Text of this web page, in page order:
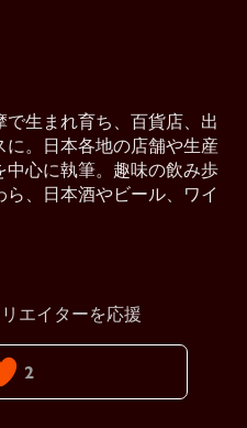
生まれ育ち、百貨店、出
。日本各地の店舗や生産
心に執筆。趣味の飲み歩
、日本酒やビール、ワイ
2
エイターを応援